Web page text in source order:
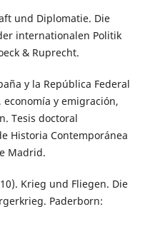
und Diplomatie. Die
internationalen Politik
& Ruprecht.
y la República Federal
economía y emigración,
Tesis doctoral
Historia Contemporánea
Madrid.
Krieg und Fliegen. Die
Paderborn: